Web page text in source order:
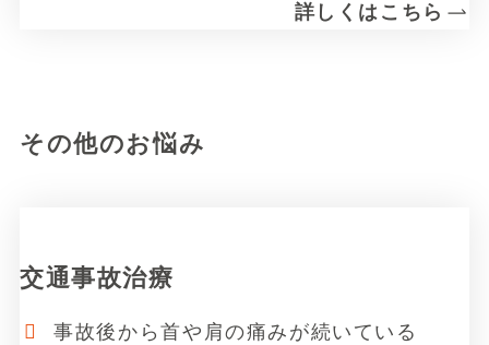
詳しくはこちら
その他のお悩み
交通事故治療
事故後から首や肩の痛みが続いている